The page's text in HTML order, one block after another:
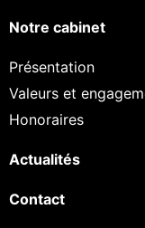
Notre cabinet
Présentation
Valeurs et
Honoraires
Actualités
Contact